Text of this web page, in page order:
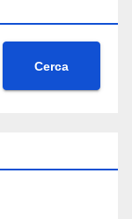
Cerca